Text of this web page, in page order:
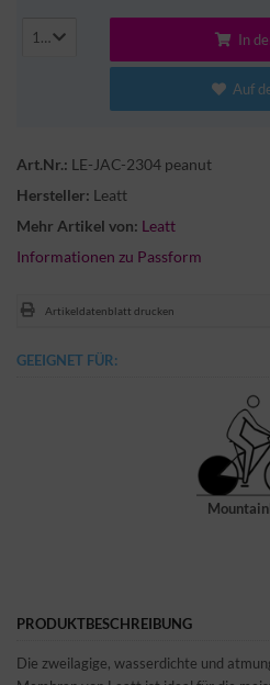
1 In
Auf
Art.Nr.: LE-JAC-2304 peanut
Hersteller: Leatt
Mehr Artikel von: Leatt
Informationen zu Passform
Artikeldatenblatt drucken
GEEIGNET FÜR:
PRODUKTBESCHREIBUNG
Die zweilagige, wasserdichte und